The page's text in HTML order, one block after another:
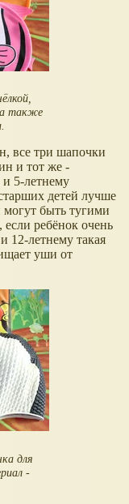
также
все три шапочки
и тот же -
5-летнему
детей лучше
быть тугими
ребёнок очень
12-летнему такая
уши от
для
-